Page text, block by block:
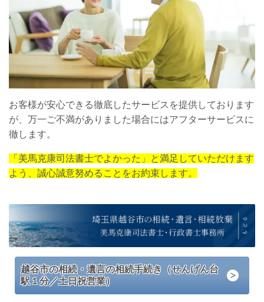
お客様が安心できる徹底したサービスを提供しております
が、万一ご不満がありました場合にはアフターサービスに
徹します。
「美馬克康司法書士でよかった」と満足していただけます
よう、誠心誠意努めることをお約束します。
越谷市の相続・遺言の相続手続き（せんげん台
駅１分／土日祝営業）